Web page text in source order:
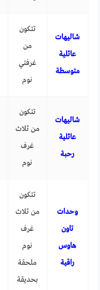
شاليهات
عائلية
متوسطة
تتكون
من
غرفتي
نوم
شاليهات
عائلية
رحبة
تتكون
من ثلاث
غرف
نوم
وحدات
تاون
هاوس
راقية
تتكون
من ثلاث
غرف
نوم
ملحقة
بحديقة